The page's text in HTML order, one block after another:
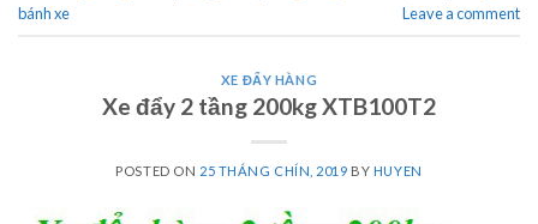
bánh xe
Leave a comment
XE ĐẨY HÀNG
Xe đẩy 2 tầng 200kg XTB100T2
POSTED ON 25 THÁNG CHÍN, 2019 BY HUYEN